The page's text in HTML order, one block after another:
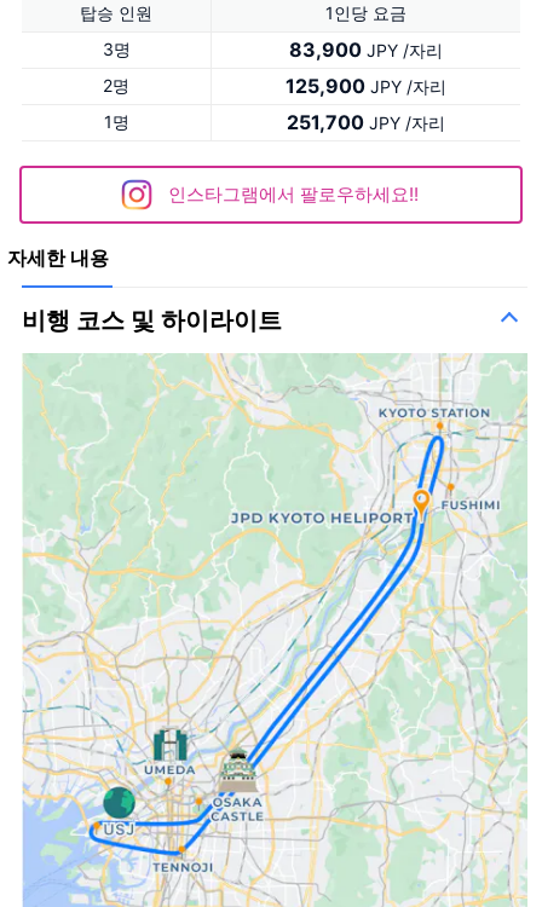
탑승 인원
1인당 요금
3명
83,900 JPY /자리
2명
125,900 JPY /자리
1명
251,700 JPY /자리
인스타그램에서 팔로우하세요!!
자세한 내용
비행 코스 및 하이라이트